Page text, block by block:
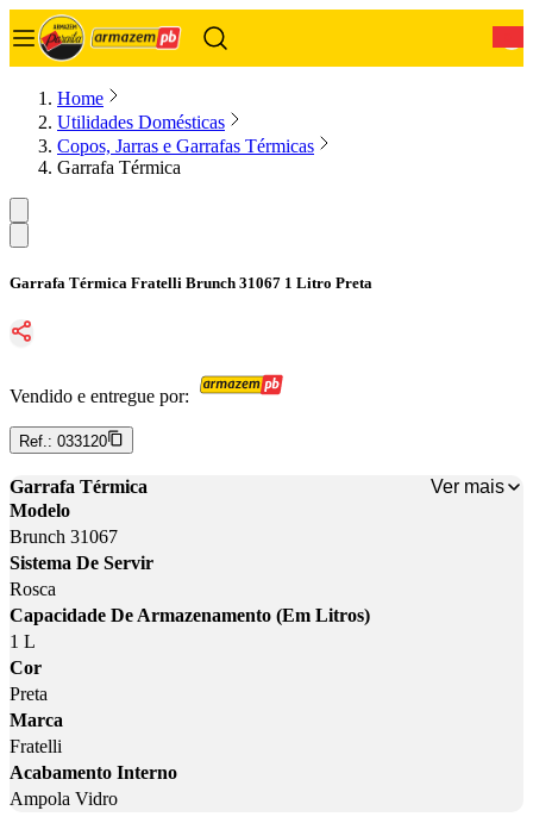
Home
Utilidades Domésticas
Copos, Jarras e Garrafas Térmicas
Garrafa Térmica
Garrafa Térmica Fratelli Brunch 31067 1 Litro Preta
Vendido e entregue por:
Ref.: 033120
Garrafa Térmica
Ver mais
Modelo
Brunch 31067
Sistema De Servir
Rosca
Capacidade De Armazenamento (Em Litros)
1 L
Cor
Preta
Marca
Fratelli
Acabamento Interno
Ampola Vidro